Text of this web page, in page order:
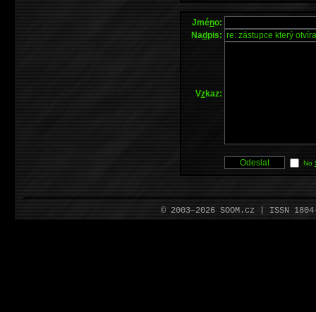
Jméno:
Nadpis:
Vzkaz:
No
© 2003–2026 SOOM.cz | ISSN